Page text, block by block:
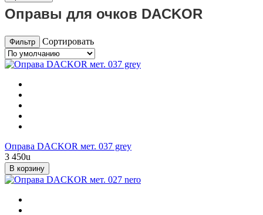
Оправы для очков DACKOR
Фильтр Сортировать
Оправа DACKOR мет. 037 grey
3 450u
В корзину